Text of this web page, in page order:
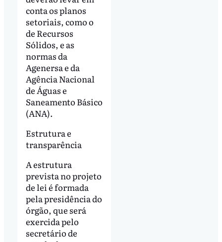
conta os planos
setoriais, como o
de Recursos
Sólidos, e as
normas da
Agenersa e da
Agência Nacional
de Águas e
Saneamento Básico
(ANA).
Estrutura e
transparência
A estrutura
prevista no projeto
de lei é formada
pela presidência do
órgão, que será
exercida pelo
secretário de